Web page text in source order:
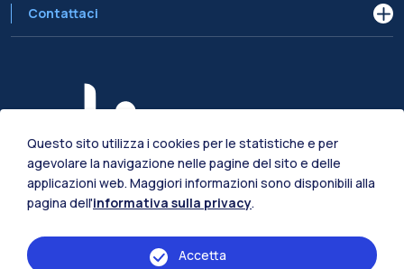
Contattaci
Questo sito utilizza i cookies per le statistiche e per
agevolare la navigazione nelle pagine del sito e delle
applicazioni web. Maggiori informazioni sono disponibili alla
pagina dell'informativa sulla privacy.
Accetta